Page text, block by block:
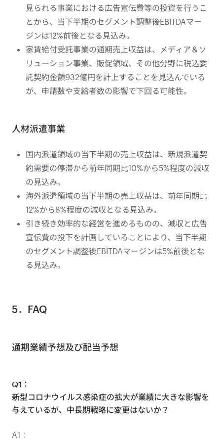
見られる事業における広告宣伝費等の投資を行うこ
とから、当下半期のセグメント調整後EBITDAマー
ジンは12%前後となる見込み。
家賃給付受託事業の通期売上収益は、メディア＆ソ
リューション事業、販促領域、その他分野に税込委
託契約金額932億円を計上することを見込んでいる
が、申請数や支給者数の影響で下回る可能性。
人材派遣事業
国内派遣領域の当下半期の売上収益は、新規派遣契
約需要の停滞から前年同期比10%から5%程度の減収
の見込み。
海外派遣領域の当下半期の売上収益は、前年同期比
12%から8%程度の減収となる見込み。
引き続き効率的な経営を進めるものの、減収と広告
宣伝費の投下を計画していることにより、当下半期
のセグメント調整後EBITDAマージンは5%前後とな
る見込み。
5．FAQ
通期業績予想及び配当予想
Q1：
新型コロナウイルス感染症の拡大が業績に大きな影響を
与えているが、中長期戦略に変更はないか？
A1：